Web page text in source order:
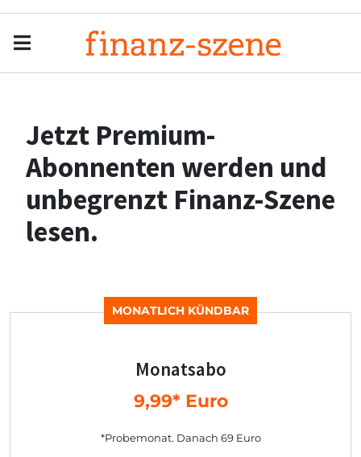
Jetzt Premium-
Abonnenten werden und
unbegrenzt Finanz-Szene
lesen.
MONATLICH KÜNDBAR
Monatsabo
9,99* Euro
*Probemonat. Danach 69 Euro